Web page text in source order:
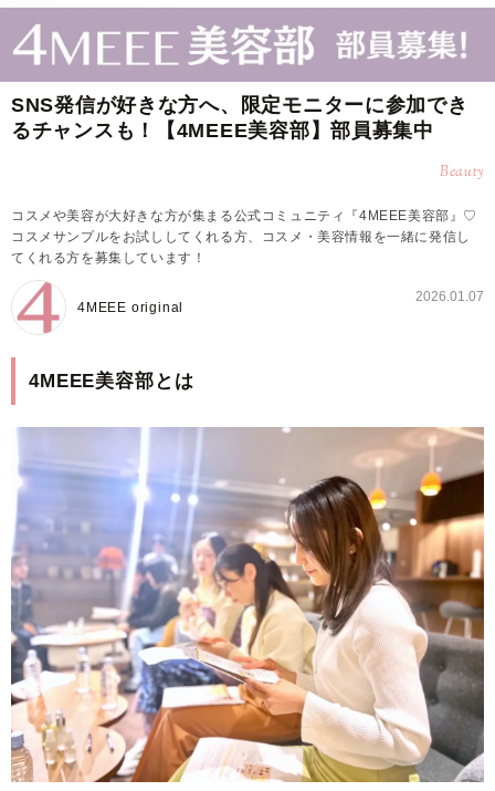
SNS発信が好きな方へ、限定モニターに参加でき
るチャンスも！【4MEEE美容部】部員募集中
Beauty
コスメや美容が大好きな方が集まる公式コミュニティ『4MEEE美容部』♡
コスメサンプルをお試ししてくれる方、コスメ・美容情報を一緒に発信し
てくれる方を募集しています！
4MEEE original
2026.01.07
4MEEE美容部とは